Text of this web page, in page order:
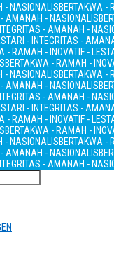
- NASIONALISBERTAKWA -
- AMANAH - NASIONALIS
- AMANAH -
- INTEGRITAS -
- RAMAH - INOVATIF -
BERTAKWA - RAMAH -
- NASIONALISBERTAKWA -
- AMANAH - NASIONALIS
- AMANAH -
- INTEGRITAS -
- RAMAH - INOVATIF -
BERTAKWA - RAMAH -
- NASIONALISBERTAKWA -
- AMANAH - NASIONALIS
- AMANAH -